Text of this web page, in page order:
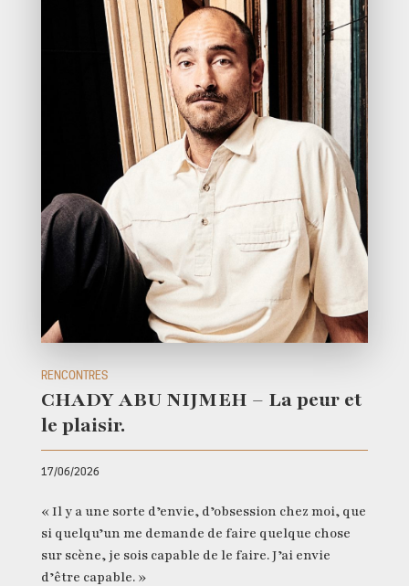
RENCONTRES
CHADY ABU NIJMEH – La peur et
le plaisir.
17/06/2026
« Il y a une sorte d’envie, d’obsession chez moi, que
si quelqu’un me demande de faire quelque chose
sur scène, je sois capable de le faire. J’ai envie
d’être capable. »